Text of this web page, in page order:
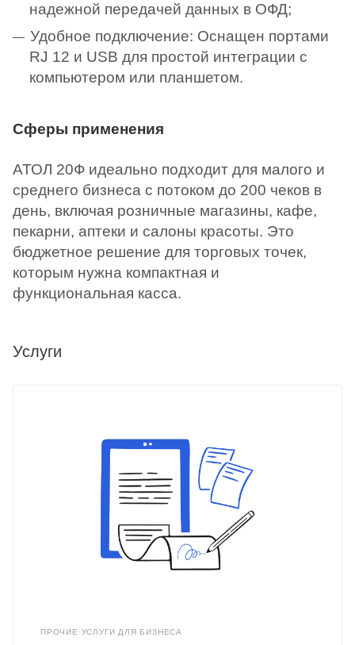
надежной передачей данных в ОФД;
Удобное подключение: Оснащен портами
RJ 12 и USB для простой интеграции с
компьютером или планшетом.
Сферы применения
АТОЛ 20Ф идеально подходит для малого и
среднего бизнеса с потоком до 200 чеков в
день, включая розничные магазины, кафе,
пекарни, аптеки и салоны красоты. Это
бюджетное решение для торговых точек,
которым нужна компактная и
функциональная касса.
Услуги
ПРОЧИЕ УСЛУГИ ДЛЯ БИЗНЕСА